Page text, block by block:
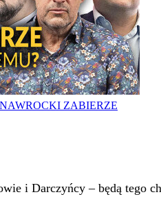
ZABIERZE
i Darczyńcy – będą tego